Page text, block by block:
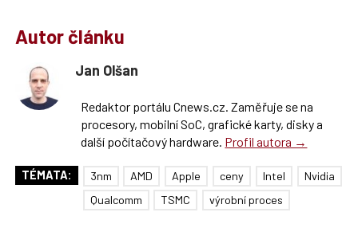
Autor článku
Jan Olšan
Redaktor portálu Cnews.cz. Zaměřuje se na
procesory, mobilní SoC, grafické karty, disky a
další počítačový hardware. Profil autora →
TÉMATA: 3nm AMD Apple ceny Intel
Nvidia
Qualcomm
TSMC výrobní proces